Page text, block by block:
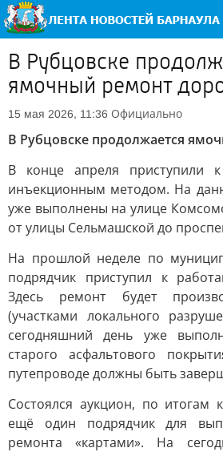
В Рубцовске
ямочный ремонт
15 мая 2026, 11:36 Официально
В Рубцовске продолжается
В конце апреля приступили
инъекционным методом. На
уже выполнены на улице
от улицы Сельмашской до
На прошлой неделе по
подрядчик приступил к
Здесь ремонт будет
(участками локального
сегодняшний день уже
старого асфальтового
путепроводе должны быть
Состоялся аукцион, по итогам
ещё один подрядчик для
ремонта «картами». На